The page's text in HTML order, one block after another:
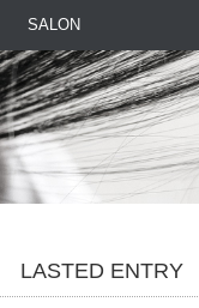
SALON
LASTED ENTRY